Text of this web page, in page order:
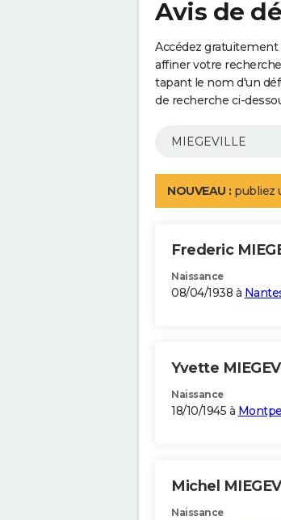
Avis de
Accédez gratuitement
affiner votre
tapant le nom d'un
de recherche ci-
NOUVEAU : publiez
Frederic
Naissance
08/04/1938 à
Yvette
Naissance
18/10/1945 à
Michel
Naissance